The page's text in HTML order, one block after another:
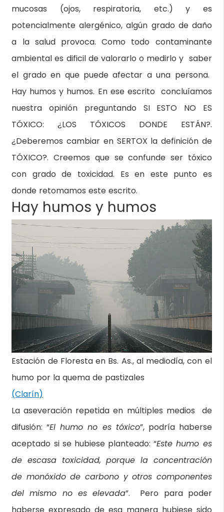
mucosas (ojos, respiratoria, etc.) y es
potencialmente alergénico, algún grado de daño
a la salud provoca. Como todo contaminante
ambiental es dificil de valorarlo o medirlo y saber
el grado en que puede afectar a una persona.
Hay humos y humos. En ese escrito concluíamos
nuestra opinión preguntando SI ESTO NO ES
TÓXICO: ¿LOS TÓXICOS DONDE ESTÁN?.
¿Deberemos cambiar en SERTOX la definición de
TÓXICO?. Creemos que se confunde ser tóxico
con grado de toxicidad. Es en este punto es
donde retomamos este escrito.
Hay humos y humos
Estación de Floresta en Bs. As., al mediodía, con el
humo por la quema de pastizales
(Clarín)
La aseveración repetida en múltiples medios de
difusión: “El humo no es tóxico”, podría haberse
aceptado si se hubiese planteado: “Este humo es
de escasa toxicidad, porque la concentración
de monóxido de carbono y otros componentes
del mismo no es elevada”. Pero para poder
haberse expresado de esa manera hubiese sido